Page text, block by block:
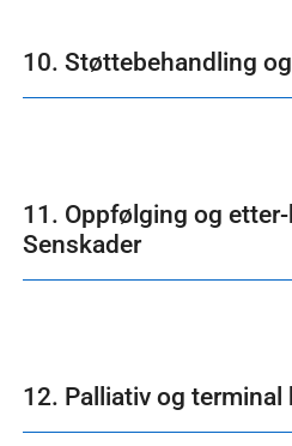
10. Støttebehandling
11. Oppfølging og
Senskader
12. Palliativ og terminal